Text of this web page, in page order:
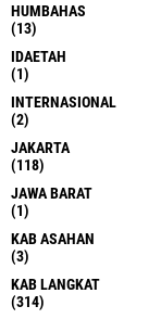
HUMBAHAS
(13)
IDAETAH
(1)
INTERNASIONAL
(2)
JAKARTA
(118)
JAWA BARAT
(1)
KAB ASAHAN
(3)
KAB LANGKAT
(314)